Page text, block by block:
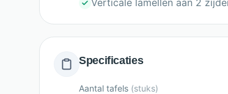
Verticale lamellen aan 2
Specificaties
Aantal tafels (stuks)